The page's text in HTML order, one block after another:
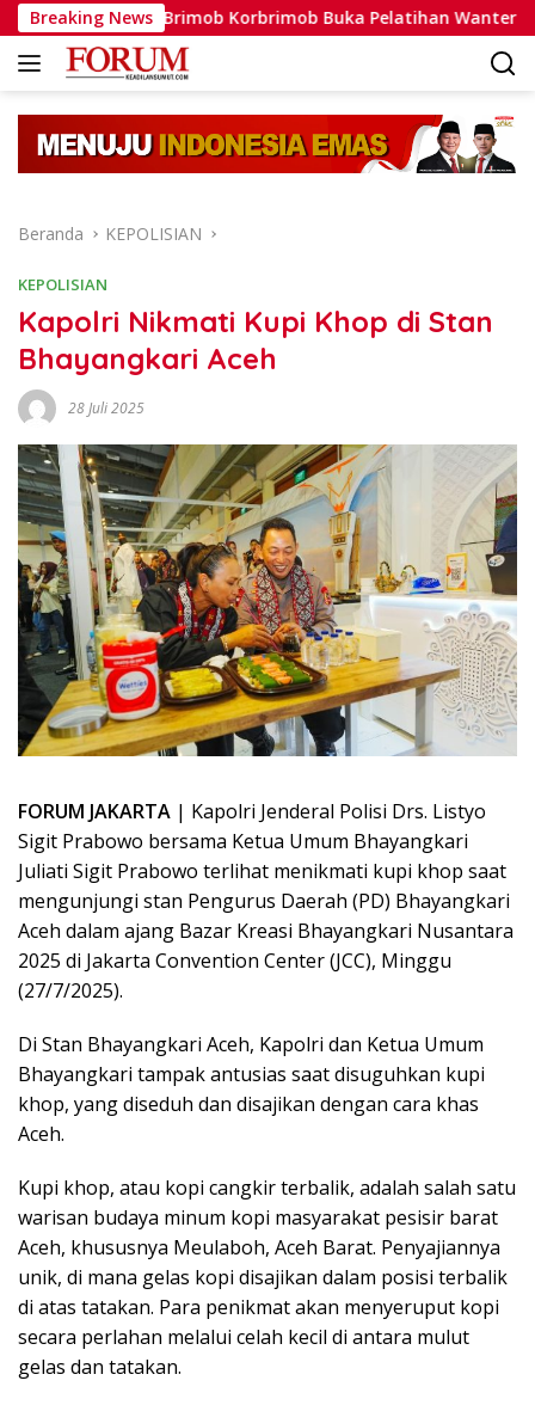
Langsung
ke
konten
Breaking News
Brimob Korbrimob Buka Pelatihan Wanteror Lanjutan
Beranda KEPOLISIAN
KEPOLISIAN
Kapolri Nikmati Kupi Khop di Stan
Bhayangkari Aceh
28 Juli 2025
FORUM JAKARTA | Kapolri Jenderal Polisi Drs. Listyo
Sigit Prabowo bersama Ketua Umum Bhayangkari
Juliati Sigit Prabowo terlihat menikmati kupi khop saat
mengunjungi stan Pengurus Daerah (PD) Bhayangkari
Aceh dalam ajang Bazar Kreasi Bhayangkari Nusantara
2025 di Jakarta Convention Center (JCC), Minggu
(27/7/2025).
Di Stan Bhayangkari Aceh, Kapolri dan Ketua Umum
Bhayangkari tampak antusias saat disuguhkan kupi
khop, yang diseduh dan disajikan dengan cara khas
Aceh.
Kupi khop, atau kopi cangkir terbalik, adalah salah satu
warisan budaya minum kopi masyarakat pesisir barat
Aceh, khususnya Meulaboh, Aceh Barat. Penyajiannya
unik, di mana gelas kopi disajikan dalam posisi terbalik
di atas tatakan. Para penikmat akan menyeruput kopi
secara perlahan melalui celah kecil di antara mulut
gelas dan tatakan.